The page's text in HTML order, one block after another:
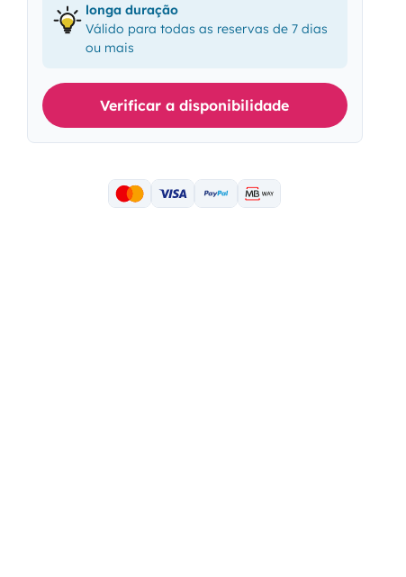
longa duração
Válido para todas as reservas de 7 dias
ou mais
Verificar a disponibilidade